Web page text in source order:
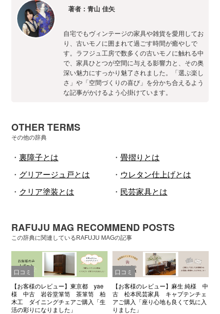
著者：青山 佳矢
自宅でもヴィンテージの家具や雑貨を愛用してお
り、古いモノに囲まれて過ごす時間が癒やしで
す。ラフジュ工房で数多くの古いモノに触れる中
で、家具ひとつが空間に与える影響力と、その奥
深い魅力にすっかり魅了されました。「選ぶ楽し
さ」や「空間づくりの喜び」を分かち合えるよう
な記事がかけるよう心掛けています。
OTHER TERMS
その他の辞典
・ 裏障子とは ・ 畳摺りとは
・ グリアージュ戸とは ・ ウレタン仕上げとは
・ クリア塗装とは ・ 民芸家具とは
RAFUJU MAG RECOMMEND POSTS
この辞典に関連しているRAFUJU MAGの記事
口コミ
【お客様のレビュー】東京都 yae
様 中古 岩谷堂箪笥 茶箪笥 柏
木工 ダイニングチェアご購入「生
活の彩りになりました」
口コミ
【お客様のレビュー】麻生 純様 中
古 松本民芸家具 キャプテンチェ
アご購入「座り心地も良くて気に入
りました」